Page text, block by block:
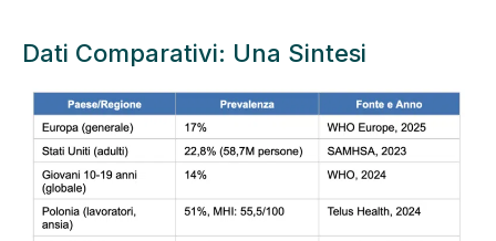
Dati Comparativi: Una Sintesi